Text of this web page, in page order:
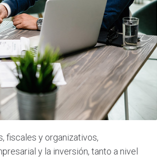
fiscales y organizativos,
y la inversión, tanto a nivel